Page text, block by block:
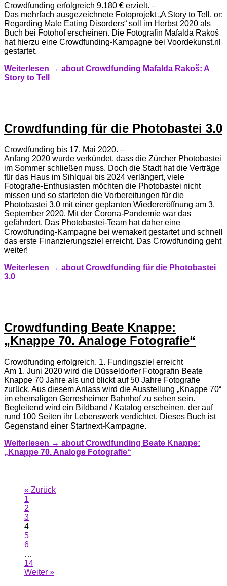
Crowdfunding erfolgreich 9.180 € erzielt. –
Das mehrfach ausgezeichnete Fotoprojekt „A Story to Tell, or:
Regarding Male Eating Disorders“ soll im Herbst 2020 als
Buch bei Fotohof erscheinen. Die Fotografin Mafalda Rakoš
hat hierzu eine Crowdfunding-Kampagne bei Voordekunst.nl
gestartet.
Weiterlesen → about Crowdfunding Mafalda Rakoš: A
Story to Tell
Crowdfunding für die Photobastei 3.0
Crowdfunding bis 17. Mai 2020. –
Anfang 2020 wurde verkündet, dass die Zürcher Photobastei
im Sommer schließen muss. Doch die Stadt hat die Verträge
für das Haus im Sihlquai bis 2024 verlängert, viele
Fotografie-Enthusiasten möchten die Photobastei nicht
missen und so starteten die Vorbereitungen für die
Photobastei 3.0 mit einer geplanten Wiedereröffnung am 3.
September 2020. Mit der Corona-Pandemie war das
gefährdert. Das Photobastei-Team hat daher eine
Crowdfunding-Kampagne bei wemakeit gestartet und schnell
das erste Finanzierungsziel erreicht. Das Crowdfunding geht
weiter!
Weiterlesen → about Crowdfunding für die Photobastei
3.0
Crowdfunding Beate Knappe:
„Knappe 70. Analoge Fotografie“
Crowdfunding erfolgreich. 1. Fundingsziel erreicht
Am 1. Juni 2020 wird die Düsseldorfer Fotografin Beate
Knappe 70 Jahre als und blickt auf 50 Jahre Fotografie
zurück. Aus diesem Anlass wird die Ausstellung „Knappe 70“
im ehemaligen Gerresheimer Bahnhof zu sehen sein.
Begleitend wird ein Bildband / Katalog erscheinen, der auf
rund 100 Seiten ihr Lebenswerk verdichtet. Dieses Buch ist
Gegenstand einer Startnext-Kampagne.
Weiterlesen → about Crowdfunding Beate Knappe:
„Knappe 70. Analoge Fotografie“
« Zurück
1
2
3
4
5
6
…
14
Weiter »